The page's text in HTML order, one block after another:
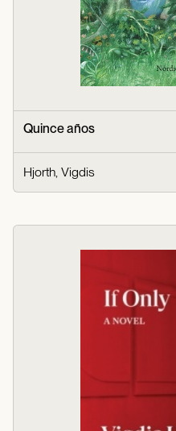
Quince años
Hjorth, Vigdis